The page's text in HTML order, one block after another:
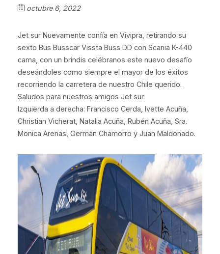
octubre 6, 2022
Jet sur Nuevamente confía en Vivipra, retirando su
sexto Bus Busscar Vissta Buss DD con Scania K-440
cama, con un brindis celébranos este nuevo desafío
deseándoles como siempre el mayor de los éxitos
recorriendo la carretera de nuestro Chile querido.
Saludos para nuestros amigos Jet sur.
Izquierda a derecha: Francisco Cerda, Ivette Acuña,
Christian Vicherat, Natalia Acuña, Rubén Acuña, Sra.
Monica Arenas, Germán Chamorro y Juan Maldonado.